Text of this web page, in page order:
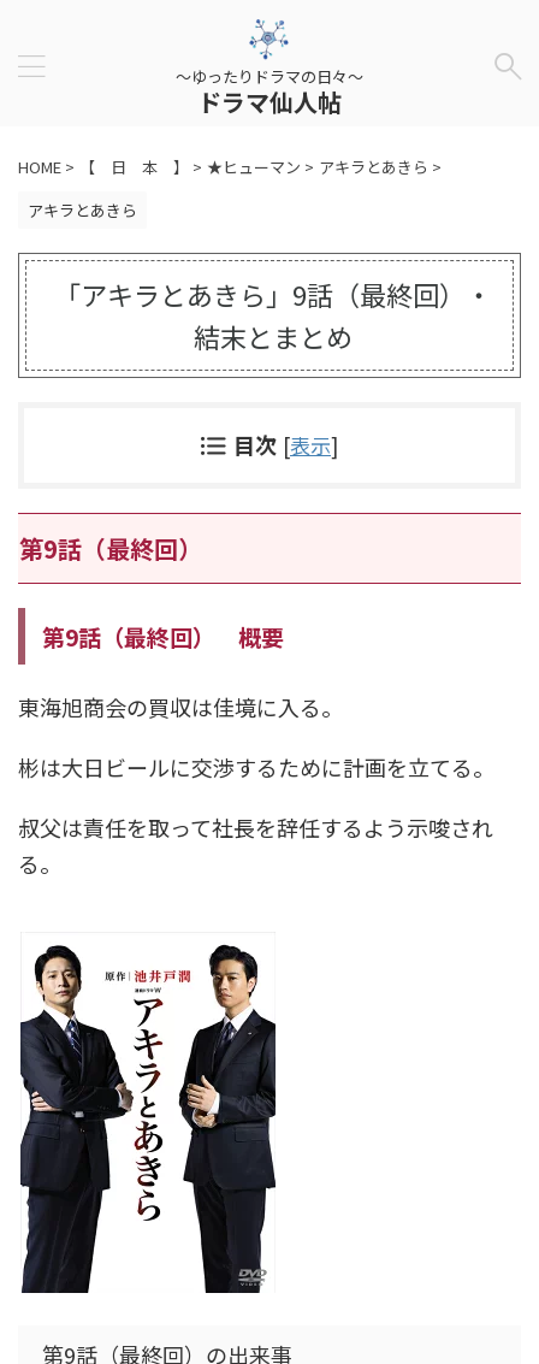
～ゆったりドラマの日々～
ドラマ仙人帖
HOME > 【 日 本 】 > ★ヒューマン > アキラとあきら >
アキラとあきら
「アキラとあきら」9話（最終回）・
結末とまとめ
目次 [表示]
第9話（最終回）
第9話（最終回） 概要
東海旭商会の買収は佳境に入る。
彬は大日ビールに交渉するために計画を立てる。
叔父は責任を取って社長を辞任するよう示唆され
る。
第9話（最終回）の出来事